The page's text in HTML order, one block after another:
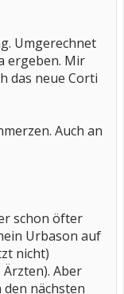
Umgerechnet
ergeben. Mir
das neue Corti
Auch an
schon öfter
Urbason auf
nicht)
Aber
nächsten